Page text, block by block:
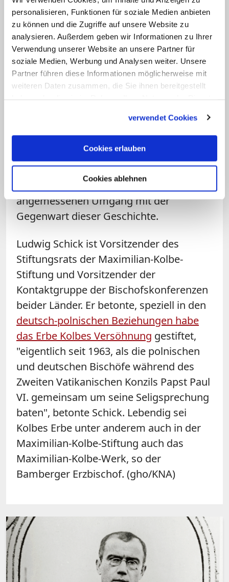
personalisieren, Funktionen für soziale Medien anbieten
zu können und die Zugriffe auf unsere Website zu
analysieren. Außerdem geben wir Informationen zu Ihrer
Verwendung unserer Website an unsere Partner für
soziale Medien, Werbung und Analysen weiter. Unsere
Partner führen diese Informationen möglicherweise mit
weiteren Daten zusammen, die Sie ihnen bereitgestellt
verwendet Cookies
Cookies erlauben
Cookies ablehnen
Der Gottesdienst fand im Rahmen eines
europäischen Workshops statt, den die
Maximilian-Kolbe-Stiftung jedes Jahr in
der Woche um den 14. August
durchführt. An der elften Auflage der
Veranstaltung, die noch bis Sonntag
europäischen Ländern teil. Im Zentrum
steht die Frage nach den bis heute
spürbaren Verletzungen, die von
Auschwitz und dem Zweiten Weltkrieg
ausgehen, sowie nach einem
angemessenen Umgang mit der
Gegenwart dieser Geschichte.
Ludwig Schick ist Vorsitzender des
Stiftungsrats der Maximilian-Kolbe-
Stiftung und Vorsitzender der
Kontaktgruppe der Bischofskonferenzen
beider Länder. Er betonte, speziell in den
deutsch-polnischen Beziehungen habe
das Erbe Kolbes Versöhnung gestiftet,
"eigentlich seit 1963, als die polnischen
und deutschen Bischöfe während des
Zweiten Vatikanischen Konzils Papst Paul
VI. gemeinsam um seine Seligsprechung
baten", betonte Schick. Lebendig sei
Kolbes Erbe unter anderem auch in der
Maximilian-Kolbe-Stiftung auch das
Maximilian-Kolbe-Werk, so der
Bamberger Erzbischof. (gho/KNA)